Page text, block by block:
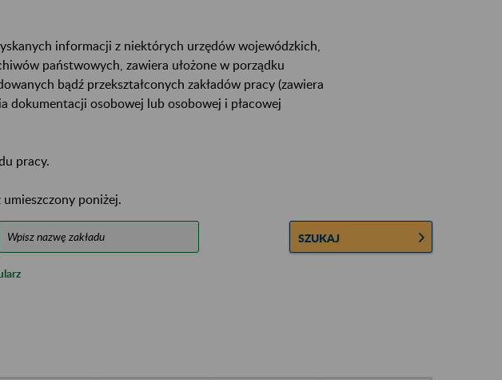
informacji z niektórych urzędów wojewódzkich,
państwowych, zawiera ułożone w porządku
bądź przekształconych zakładów pracy (zawiera
dokumentacji osobowej lub osobowej i płacowej
pracy.
poniżej.
SZUKAJ